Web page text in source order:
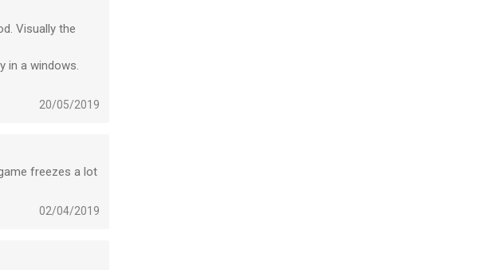
Visually the
in a windows.
20/05/2019
freezes a lot
02/04/2019